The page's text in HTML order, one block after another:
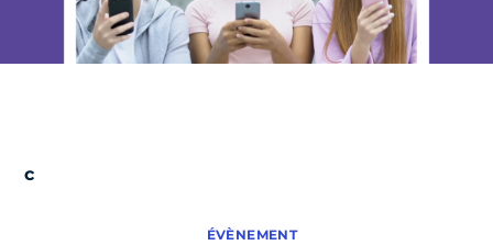
ÉVÈNEMENT